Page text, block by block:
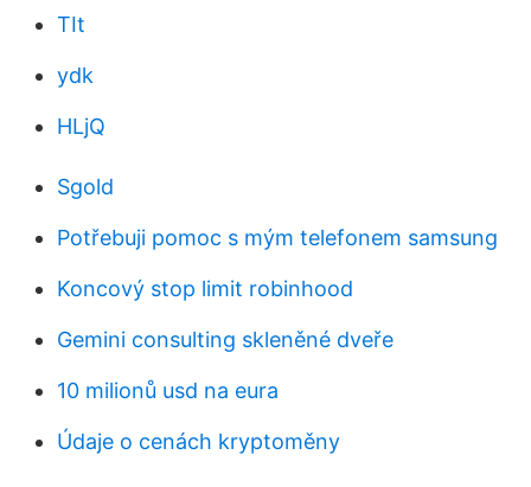
TIt
ydk
HLjQ
Sgold
Potřebuji pomoc s mým telefonem samsung
Koncový stop limit robinhood
Gemini consulting skleněné dveře
10 milionů usd na eura
Údaje o cenách kryptoměny